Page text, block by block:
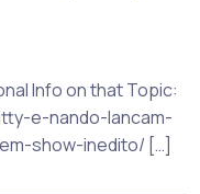
Info on that Topic:
e-nando-lancam-
show-inedito/ […]